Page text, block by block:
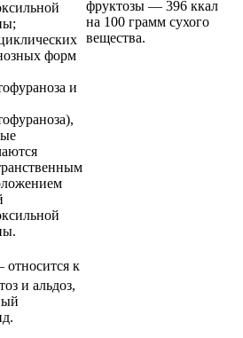
форм
и
фруктозы — 396 ккал
на 100 грамм сухого
вещества.
к
и альдоз,
.